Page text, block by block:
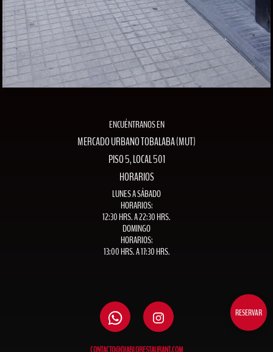
RESERVAR
ENCUÉNTRANOS EN
MERCADO URBANO TOBALABA (MUT)
PISO 5, LOCAL 501
HORARIOS
LUNES A SÁBADO
HORARIOS:
12:30 HRS. A 22:30 HRS.
DOMINGO
HORARIOS:
13:00 HRS. A 17:30 HRS.